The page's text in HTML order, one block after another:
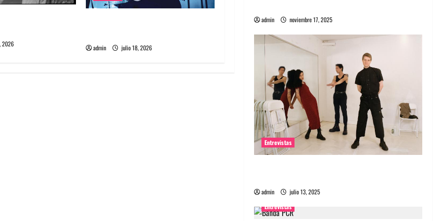
2026 admin julio 18, 2026
admin noviembre 17, 2025
Entrevistas
admin
julio 13, 2025
Entrevistas